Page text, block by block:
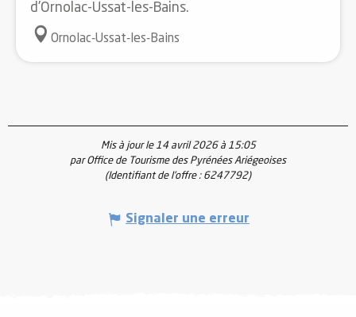
d'Ornolac-Ussat-les-Bains.
Ornolac-Ussat-les-Bains
Mis à jour le 14 avril 2026 à 15:05
par Office de Tourisme des Pyrénées Ariégeoises
(Identifiant de l'offre : 6247792)
Signaler une erreur